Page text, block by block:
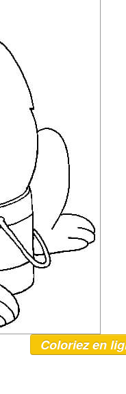
Coloriez en